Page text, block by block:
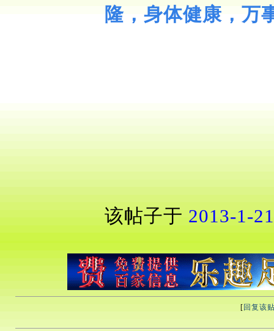
隆，身体健康，万
该帖子于 2013-1-
[ 回复该